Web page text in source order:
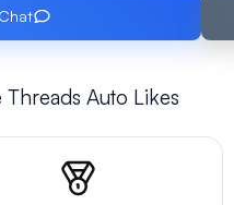
Auto Likes